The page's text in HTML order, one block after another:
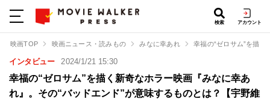
検索 アカウント
映画TOP 映画ニュース・読みもの みなに幸あれ 幸福の“ゼロサム”を描
インタビュー 2024/1/21 15:30
幸福の“ゼロサム”を描く新奇なホラー映画『みなに幸あ
れ』。その“バッドエンド”が意味するものとは？【宇野維